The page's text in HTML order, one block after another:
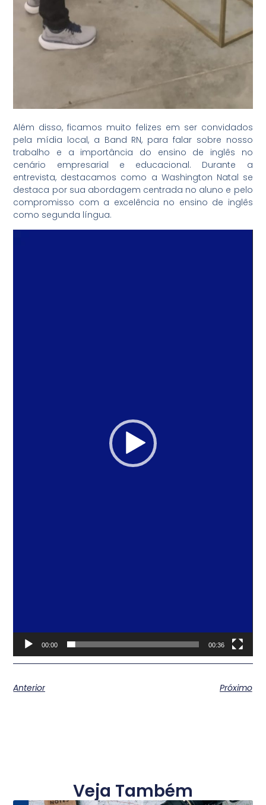
Além disso, ficamos muito felizes em ser convidados
pela mídia local, a Band RN, para falar sobre nosso
trabalho e a importância do ensino de inglês no
cenário empresarial e educacional. Durante a
entrevista, destacamos como a Washington Natal se
destaca por sua abordagem centrada no aluno e pelo
compromisso com a excelência no ensino de inglês
como segunda língua.
00:00 00:36
Anterior Próximo
Veja Também